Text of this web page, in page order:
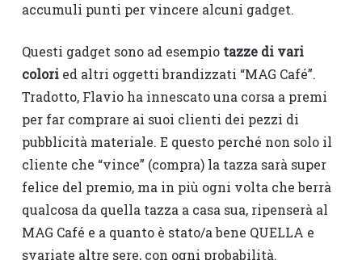
accumuli punti per vincere alcuni gadget.
Questi gadget sono ad esempio tazze di vari
coloried altri oggetti brandizzati “MAG Café”.
Tradotto, Flavio ha innescato una corsa a premi
per far comprare ai suoi clienti dei pezzi di
pubblicità materiale. E questo perché non solo il
cliente che “vince” (compra) la tazza sarà super
felice del premio, ma in più ogni volta che berrà
qualcosa da quella tazza a casa sua, ripenserà al
MAG Café e a quanto è stato/a bene QUELLA e
svariate altre sere, con ogni probabilità.